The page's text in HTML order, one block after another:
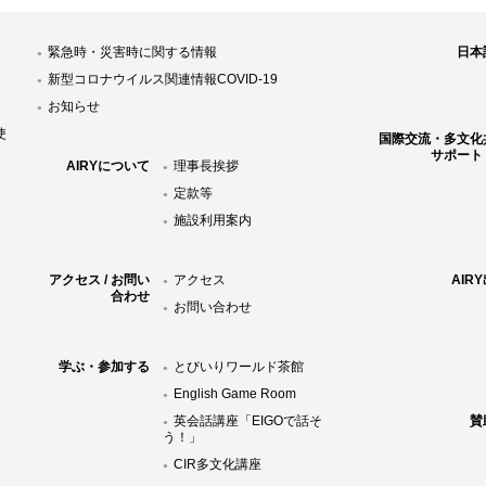
緊急時・災害時に関する情報
新型コロナウイルス関連情報COVID-19
お知らせ
AIRYについて
理事長挨拶
定款等
施設利用案内
アクセス / お問い
合わせ
アクセス
お問い合わせ
学ぶ・参加する
とびいりワールド茶館
English Game Room
英会話講座「EIGOで話そ
う！」
CIR多文化講座
日
国際交流・多文
サポート
AIRY
賛